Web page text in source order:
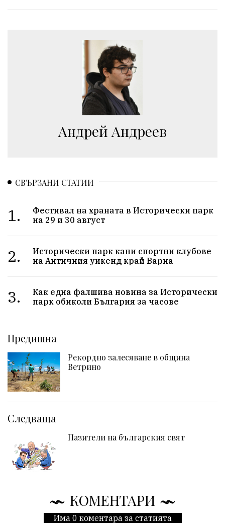
Aндрей Андреев
СВЪРЗАНИ СТАТИИ
1.
Фестивал на храната в Исторически парк
на 29 и 30 август
2.
Исторически парк кани спортни клубове
на Античния уикенд край Варна
3.
Как една фалшива новина за Исторически
парк обиколи България за часове
Предишна
Рекордно залесяване в община
Ветрино
Следваща
Пазители на българския свят
КОМЕНТАРИ
Има 0 коментара за статията